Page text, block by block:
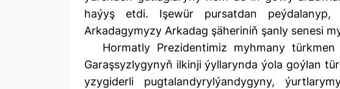
haýyş etdi. Işewür pursatdan peýdalanyp,
Arkadagymyzy Arkadag şäheriniň şanly senesi
Hormatly Prezidentimiz myhmany
Garaşsyzlygynyň ilkinji ýyllarynda ýola goýlan
yzygiderli pugtalandyrylýandygyny,